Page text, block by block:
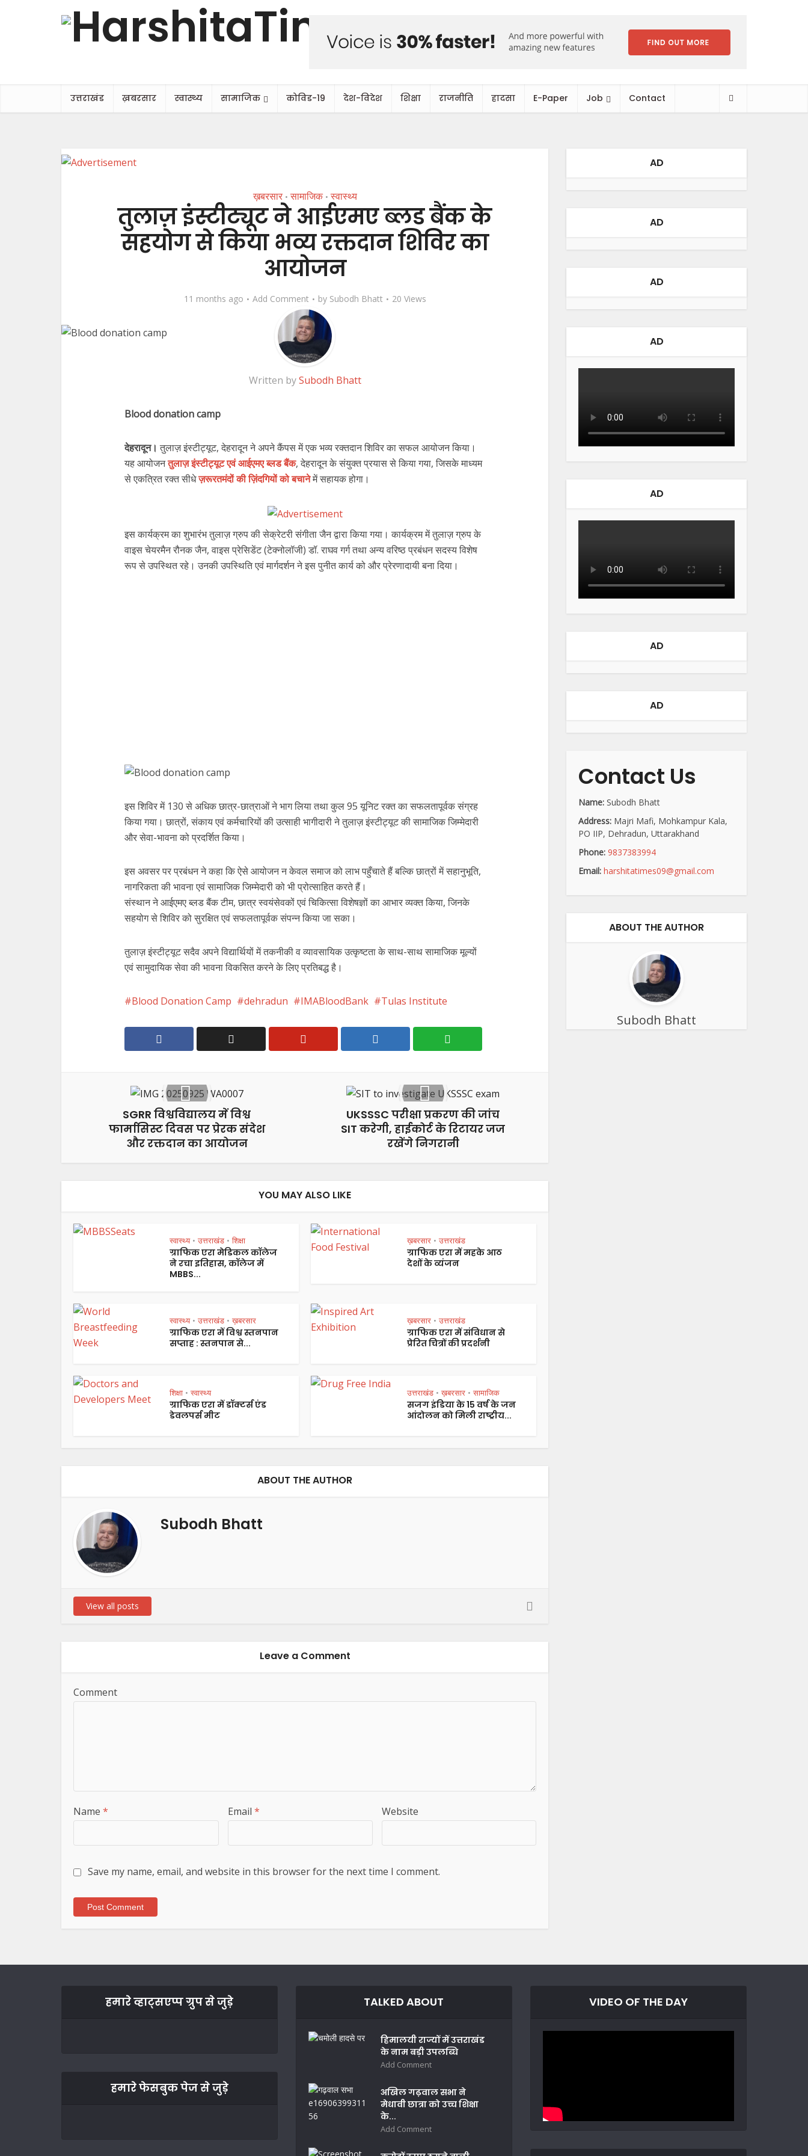
उत्तराखंड ख़बरसार स्वास्थ्य सामाजिक कोविड-19 देश-विदेश शिक्षा राजनीति हादसा E-Paper Job Contact
ख़बरसार • सामाजिक • स्वास्थ्य
तुलाज़ इंस्टीट्यूट ने आईएमए ब्लड बैंक के
सहयोग से किया भव्य रक्तदान शिविर का
आयोजन
11 months ago Add Comment by Subodh Bhatt 20 Views
Written bySubodh Bhatt
Blood donation camp
देहरादून।तुलाज़ इंस्टीट्यूट, देहरादून ने अपने कैंपस में एक भव्य रक्तदान शिविर का सफल आयोजन किया।
यह आयोजनतुलाज़ इंस्टीट्यूट एवं आईएमए ब्लड बैंक, देहरादून के संयुक्त प्रयास से किया गया, जिसके माध्यम
से एकत्रित रक्त सीधेज़रूरतमंदों की ज़िंदगियों को बचानेमें सहायक होगा।
इस कार्यक्रम का शुभारंभ तुलाज़ ग्रुप की सेक्रेटरी संगीता जैन द्वारा किया गया। कार्यक्रम में तुलाज़ ग्रुप के
वाइस चेयरमैन रौनक जैन, वाइस प्रेसिडेंट (टेक्नोलॉजी) डॉ. राघव गर्ग तथा अन्य वरिष्ठ प्रबंधन सदस्य विशेष
रूप से उपस्थित रहे। उनकी उपस्थिति एवं मार्गदर्शन ने इस पुनीत कार्य को और प्रेरणादायी बना दिया।
इस शिविर में 130 से अधिक छात्र-छात्राओं ने भाग लिया तथा कुल 95 यूनिट रक्त का सफलतापूर्वक संग्रह
किया गया। छात्रों, संकाय एवं कर्मचारियों की उत्साही भागीदारी ने तुलाज़ इंस्टीट्यूट की सामाजिक जिम्मेदारी
और सेवा-भावना को प्रदर्शित किया।
इस अवसर पर प्रबंधन ने कहा कि ऐसे आयोजन न केवल समाज को लाभ पहुँचाते हैं बल्कि छात्रों में सहानुभूति,
नागरिकता की भावना एवं सामाजिक जिम्मेदारी को भी प्रोत्साहित करते हैं।
संस्थान ने आईएमए ब्लड बैंक टीम, छात्र स्वयंसेवकों एवं चिकित्सा विशेषज्ञों का आभार व्यक्त किया, जिनके
सहयोग से शिविर को सुरक्षित एवं सफलतापूर्वक संपन्न किया जा सका।
तुलाज़ इंस्टीट्यूट सदैव अपने विद्यार्थियों में तकनीकी व व्यावसायिक उत्कृष्टता के साथ-साथ सामाजिक मूल्यों
एवं सामुदायिक सेवा की भावना विकसित करने के लिए प्रतिबद्ध है।
Blood Donation Camp dehradun IMABloodBank Tulas Institute
SGRR विश्वविद्यालय में विश्व
फार्मासिस्ट दिवस पर प्रेरक संदेश
और रक्तदान का आयोजन
UKSSSC परीक्षा प्रकरण की जांच
SIT करेगी, हाईकोर्ट के रिटायर जज
रखेंगे निगरानी
YOU MAY ALSO LIKE
स्वास्थ्य • उत्तराखंड • शिक्षा
ग्राफिक एरा मेडिकल कॉलेज
ने रचा इतिहास, कॉलेज में
MBBS...
ख़बरसार • उत्तराखंड
ग्राफिक एरा में महके आठ
देशों के व्यंजन
स्वास्थ्य • उत्तराखंड • ख़बरसार
ग्राफिक एरा में विश्व स्तनपान
सप्ताह : स्तनपान से...
ख़बरसार • उत्तराखंड
ग्राफिक एरा में संविधान से
प्रेरित चित्रों की प्रदर्शनी
शिक्षा • स्वास्थ्य
ग्राफिक एरा में डॉक्टर्स एंड
डेवलपर्स मीट
उत्तराखंड • ख़बरसार • सामाजिक
सजग इंडिया के 15 वर्ष के जन
आंदोलन को मिली राष्ट्रीय...
ABOUT THE AUTHOR
Subodh Bhatt
View all posts
Leave a Comment
Comment
Name * Email * Website
Save my name, email, and website in this browser for the next time I comment.
AD
AD
AD
AD
AD
AD
AD
Contact Us
Name: Subodh Bhatt
Address: Majri Mafi, Mohkampur Kala,
PO IIP, Dehradun, Uttarakhand
Phone: 9837383994
Email: harshitatimes09@gmail.com
ABOUT THE AUTHOR
Subodh Bhatt
हमारे व्हाट्सएप्प ग्रुप से जुड़े
हमारे फेसबुक पेज से जुड़े
TALKED ABOUT
हिमालयी राज्यों में उत्तराखंड
के नाम बड़ी उपलब्धि
Add Comment
अखिल गढ़वाल सभा ने
मेधावी छात्रा को उच्च शिक्षा
के...
Add Comment
VIDEO OF THE DAY